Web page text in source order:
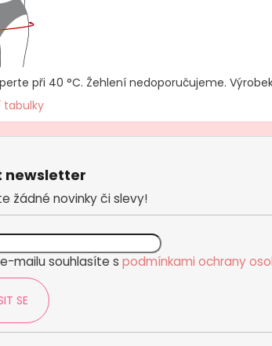
při 40 °C. Žehlení nedoporučujeme.
tabulky
newsletter
žádné novinky či slevy!
mailu souhlasíte s podmínkami ochrany
SE